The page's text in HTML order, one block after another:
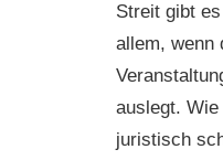
Streit gibt
allem, wenn
auslegt.
juristisch